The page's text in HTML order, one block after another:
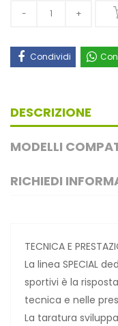
Condividi
DESCRIZIONE
MODELLI
RICHIEDI
TECNICA E
La linea SPECIAL
sportivi è la
tecnica e nelle
La taratura